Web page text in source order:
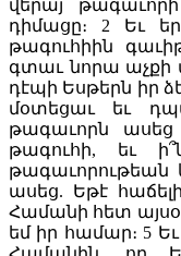
վերայ
դիմացը։ 2
Եւ
թագուհիին
գտաւ նորա աչքի
դէպի Եսթերն իր
մօտեցաւ եւ
թագաւորն ասեց
թագուհի, եւ
թագաւորութեան
ասեց. Եթէ
Համանի հետ
եմ իր համար։ 5